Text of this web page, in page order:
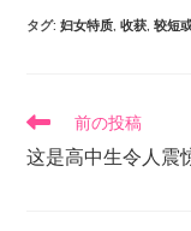
タグ:妇女特质, 收获, 较短
前の投稿
这是高中生令人震